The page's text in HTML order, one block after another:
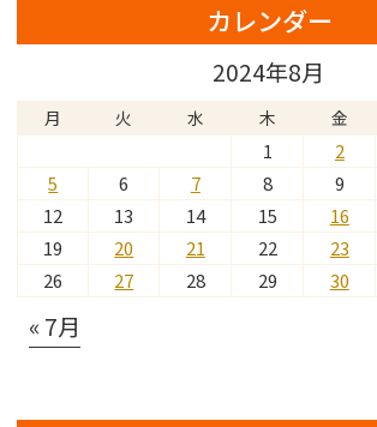
カレンダー
2024年8月
月 火 水 木 金
1 2
5
6 7 8 9
12
13 14 15 16
19
20 21 22 23
26
27 28 29 30
« 7月